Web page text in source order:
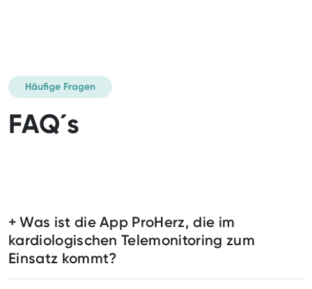
Häufige Fragen
FAQ´s
Was ist die App ProHerz, die im
kardiologischen Telemonitoring zum
Einsatz kommt?